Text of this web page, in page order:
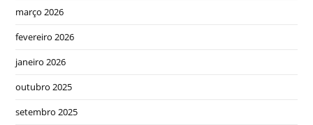
março 2026
fevereiro 2026
janeiro 2026
outubro 2025
setembro 2025